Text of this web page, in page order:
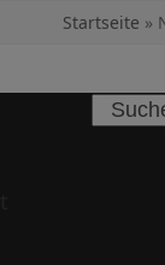
Startseite »
Search